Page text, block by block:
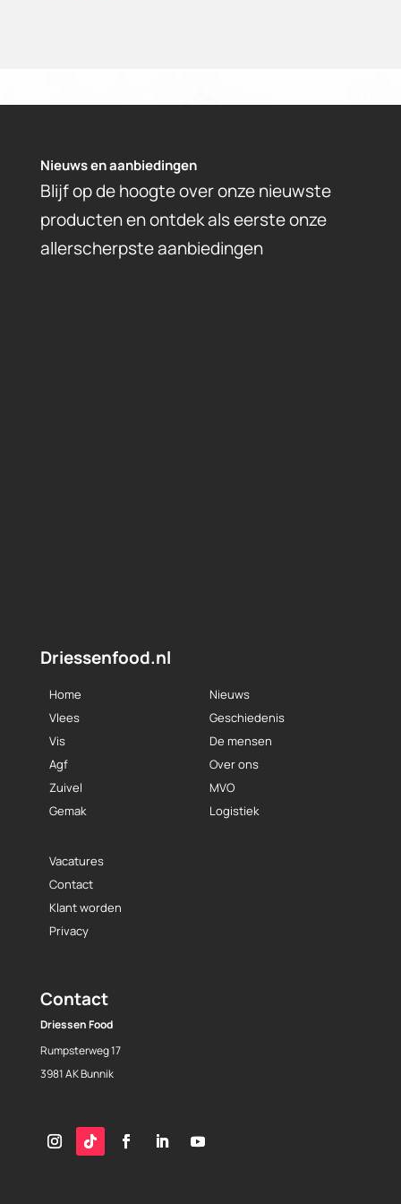
Driessenfood.nl
Home
Vlees
Vis
Agf
Zuivel
Gemak
Nieuws
Geschiedenis
De mensen
Over ons
MVO
Logistiek
Vacatures
Contact
Klant worden
Privacy
Contact
Driessen Food
Rumpsterweg 17
3981 AK Bunnik
Nieuws en aanbiedingen
Blijf op de hoogte over onze nieuwste
producten en ontdek als eerste onze
allerscherpste aanbiedingen